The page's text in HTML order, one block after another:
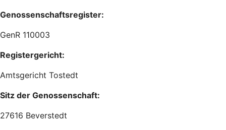
Genossenschaftsregister:
GenR 110003
Registergericht:
Amtsgericht Tostedt
Sitz der Genossenschaft:
27616 Beverstedt